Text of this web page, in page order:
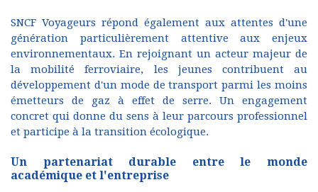
SNCF Voyageurs répond également aux attentes d'une
génération particulièrement attentive aux enjeux
environnementaux. En rejoignant un acteur majeur de
la mobilité ferroviaire, les jeunes contribuent au
développement d'un mode de transport parmi les moins
émetteurs de gaz à effet de serre. Un engagement
concret qui donne du sens à leur parcours professionnel
et participe à la transition écologique.
Un partenariat durable entre le monde
académique et l'entreprise